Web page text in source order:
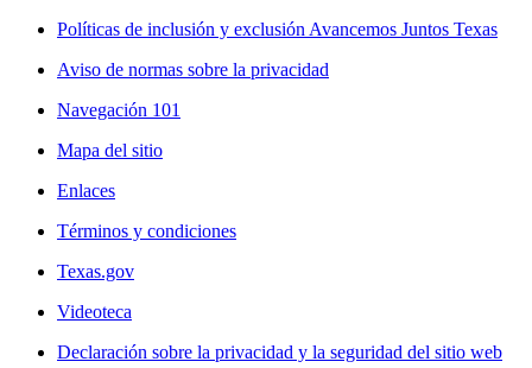
Políticas de inclusión y exclusión Avancemos Juntos Texas
Aviso de normas sobre la privacidad
Navegación 101
Mapa del sitio
Enlaces
Términos y condiciones
Texas.gov
Videoteca
Declaración sobre la privacidad y la seguridad del sitio web